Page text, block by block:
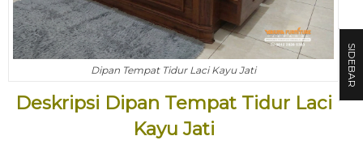
Dipan Tempat Tidur Laci Kayu Jati
Deskripsi Dipan Tempat Tidur Laci
Kayu Jati
SIDEBAR